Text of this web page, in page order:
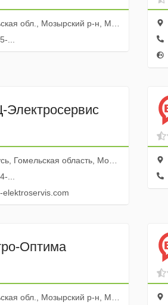
Мозырский р-н, Мозырь г., ул. Крупской, 12
...
область, Мозырь, улица Пушкина, 44А
...
elektroservis.com
Оптима
р-н, Мозырь г., ул. Рыжкова, 15, оф. 15